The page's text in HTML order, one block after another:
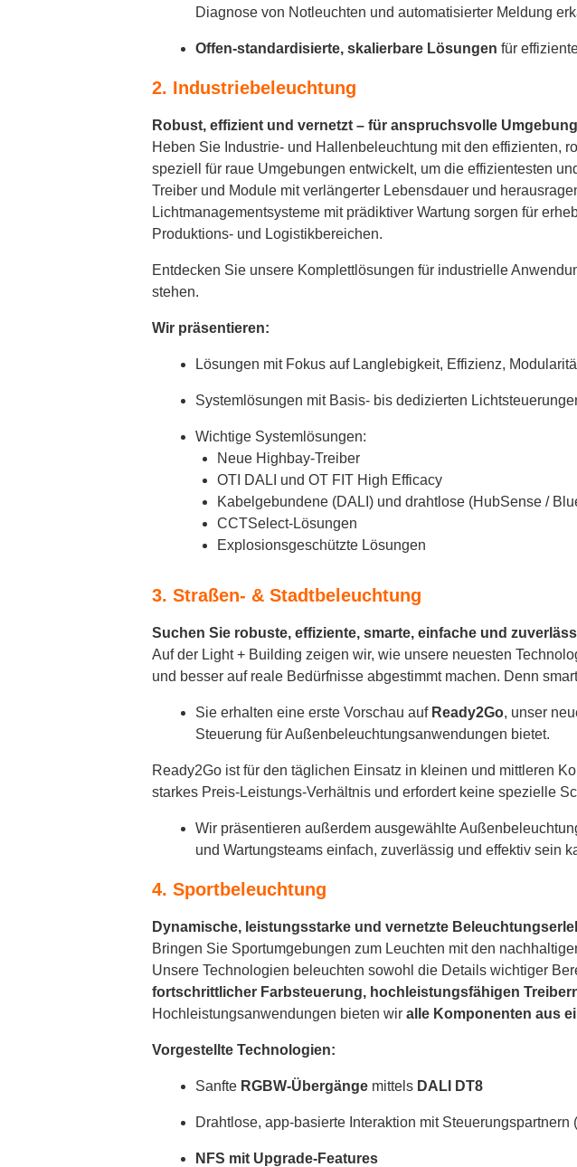
Diagnose von Notleuchten und automatisierter Meldung
Offen-standardisierte, skalierbare Lösungen für
2. Industriebeleuchtung
Robust, effizient und vernetzt – für anspruchsvolle
Heben Sie Industrie- und Hallenbeleuchtung mit den effizienten,
speziell für raue Umgebungen entwickelt, um die effizientesten
Treiber und Module mit verlängerter Lebensdauer und
Lichtmanagementsysteme mit prädiktiver Wartung sorgen für
Produktions- und Logistikbereichen.
Entdecken Sie unsere Komplettlösungen für industrielle
stehen.
Wir präsentieren:
Lösungen mit Fokus auf Langlebigkeit, Effizienz,
Systemlösungen mit Basis- bis dedizierten
Wichtige Systemlösungen:
Neue Highbay-Treiber
OTI DALI und OT FIT High Efficacy
Kabelgebundene (DALI) und drahtlose (HubSense /
CCTSelect-Lösungen
Explosionsgeschützte Lösungen
3. Straßen- & Stadtbeleuchtung
Suchen Sie robuste, effiziente, smarte, einfache und
Auf der Light + Building zeigen wir, wie unsere neuesten
und besser auf reale Bedürfnisse abgestimmt machen. Denn
Sie erhalten eine erste Vorschau auf Ready2Go, unser
Steuerung für Außenbeleuchtungsanwendungen bietet.
Ready2Go ist für den täglichen Einsatz in kleinen und mittleren
starkes Preis-Leistungs-Verhältnis und erfordert keine spezielle
Wir präsentieren außerdem ausgewählte
und Wartungsteams einfach, zuverlässig und effektiv sein
4. Sportbeleuchtung
Dynamische, leistungsstarke und vernetzte
Bringen Sie Sportumgebungen zum Leuchten mit den
Unsere Technologien beleuchten sowohl die Details wichtiger
fortschrittlicher Farbsteuerung, hochleistungsfähigen
Hochleistungsanwendungen bieten wir alle Komponenten aus
Vorgestellte Technologien:
Sanfte RGBW-Übergänge mittels DALI DT8
Drahtlose, app-basierte Interaktion mit Steuerungspartnern
NFS mit Upgrade-Features